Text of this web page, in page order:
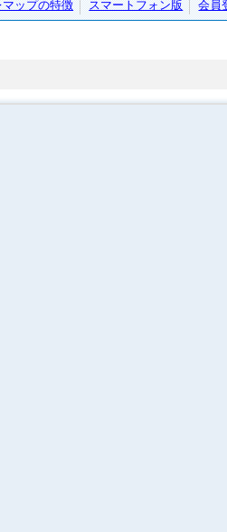
ップの特徴 スマートフォン版 会員